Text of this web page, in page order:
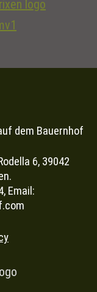
dem Bauernhof
6, 39042
Email: